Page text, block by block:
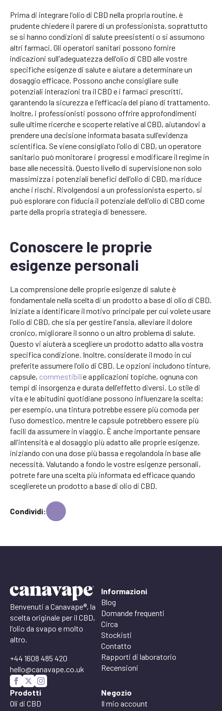
Prima di integrare l'olio di CBD nella propria routine, è
prudente chiedere il parere di un professionista, soprattutto
se si hanno condizioni di salute preesistenti o si assumono
altri farmaci. Gli operatori sanitari possono fornire
indicazioni sull'adeguatezza dell'olio di CBD alle vostre
specifiche esigenze di salute e aiutare a determinare un
dosaggio efficace. Possono anche consigliare sulle
potenziali interazioni tra il CBD e i farmaci prescritti,
garantendo la sicurezza e l'efficacia del piano di trattamento.
Inoltre, i professionisti possono offrire approfondimenti
sulle ultime ricerche e scoperte relative al CBD, aiutandovi a
prendere una decisione informata basata sull'evidenza
scientifica. Se viene consigliato l'olio di CBD, un operatore
sanitario può monitorare i progressi e modificare il regime in
base alle necessità. Questo livello di supervisione non solo
massimizza i potenziali benefici dell'olio di CBD, ma riduce
anche i rischi. Rivolgendosi a un professionista esperto, si
può esplorare con fiducia il potenziale dell'olio di CBD come
parte della propria strategia di benessere.
Conoscere le proprie
esigenze personali
La comprensione delle proprie esigenze di salute è
fondamentale nella scelta di un prodotto a base di olio di CBD.
Iniziate a identificare il motivo principale per cui volete usare
l'olio di CBD, che sia per gestire l'ansia, alleviare il dolore
cronico, migliorare il sonno o un altro problema di salute.
Questo vi aiuterà a scegliere un prodotto adatto alla vostra
specifica condizione. Inoltre, considerate il modo in cui
preferite assumere l'olio di CBD. Le opzioni includono tinture,
capsule, commestibilie applicazioni topiche, ognuna con
tempi di insorgenza e durata dell'effetto diversi. Lo stile di
vita e le abitudini quotidiane possono influenzare la scelta;
per esempio, una tintura potrebbe essere più comoda per
l'uso domestico, mentre le capsule potrebbero essere più
facili da assumere in viaggio. È anche importante pensare
all'intensità e al dosaggio più adatto alle proprie esigenze,
iniziando con una dose più bassa e regolandola in base alle
necessità. Valutando a fondo le vostre esigenze personali,
potrete fare una scelta più informata ed efficace quando
sceglierete un prodotto a base di olio di CBD.
Condividi:
Benvenuti a Canavape®, la
scelta originale per il CBD,
l'olio da svapo e molto
altro.
+44 1608 485 420
hello@canavape.co.uk
Informazioni
Blog
Domande frequenti
Circa
Stockisti
Contatto
Rapporti di laboratorio
Recensioni
Prodotti
Oli di CBD
Negozio
Il mio account